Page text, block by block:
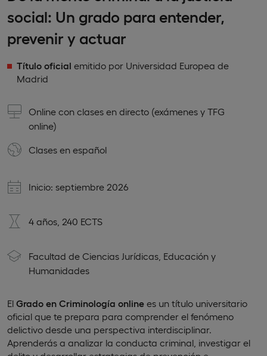
social: Un grado para entender,
prevenir y actuar
Título oficial emitido por Universidad Europea de
Madrid
Online con clases en directo (exámenes y TFG
online)
Clases en español
Inicio: septiembre 2026
4 años, 240 ECTS
Facultad de Ciencias Jurídicas, Educación y
Humanidades
El Grado en Criminología online es un título universitario
oficial que te prepara para comprender el fenómeno
delictivo desde una perspectiva interdisciplinar.
Aprenderás a analizar la conducta criminal, investigar el